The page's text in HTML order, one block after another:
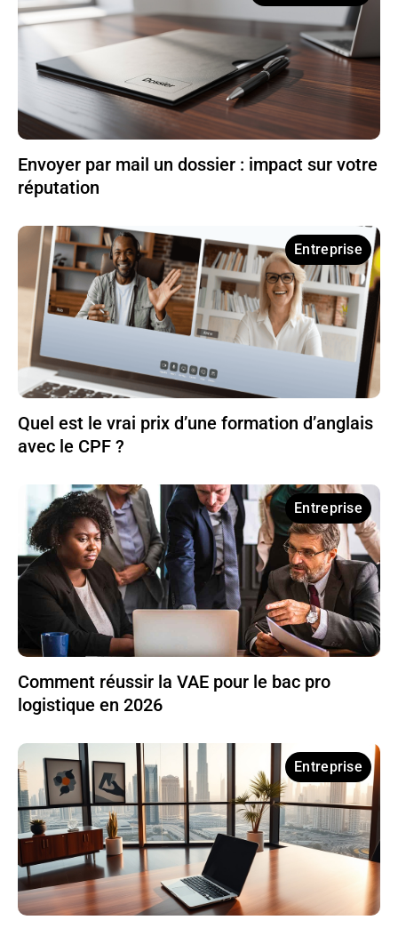
Envoyer par mail un dossier : impact sur votre
réputation
Entreprise
Quel est le vrai prix d’une formation d’anglais
avec le CPF ?
Entreprise
Comment réussir la VAE pour le bac pro
logistique en 2026
Entreprise